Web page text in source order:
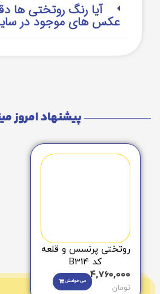
آیا رنگ روتختی ها
عکس های موجود در
پیشنهاد امروز
روتختی پرنسس و قلعه
کد B314
4,760,000
تومان
می‌خوامش